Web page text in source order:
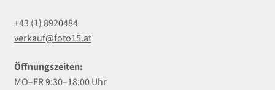
+43 (1) 8920484
verkauf@foto15.at
Öffnungszeiten:
MO–FR 9:30–18:00 Uhr